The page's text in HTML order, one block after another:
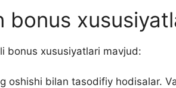
bonus
bonus xususiyatlari mavjud:
oshishi bilan tasodifiy hodisalar.